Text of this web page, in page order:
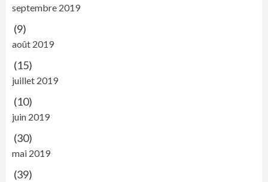
septembre 2019
(9)
août 2019
(15)
juillet 2019
(10)
juin 2019
(30)
mai 2019
(39)